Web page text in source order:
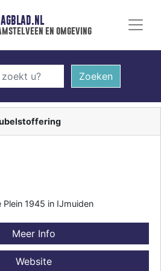
en omgeving
Zoeken
1945 in IJmuiden
Meer Info
Website